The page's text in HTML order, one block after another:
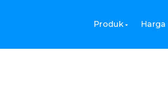
Produk Harga